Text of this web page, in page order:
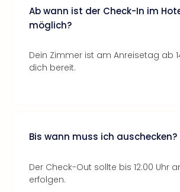
Ab wann ist der Check-In im
möglich?
Dein Zimmer ist am Anreisetag ab
dich bereit.
Bis wann muss ich auschecken?
Der Check-Out sollte bis 12:00 Uhr
erfolgen.